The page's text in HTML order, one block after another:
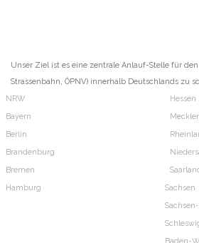
Unser Ziel ist es eine zentrale Anlauf-Stelle für
Strassenbahn, ÖPNV) innerhalb Deutschlands zu
NRW
Bayern
Berlin
Brandenburg
Bremen
Hamburg
Hessen
Sachsen